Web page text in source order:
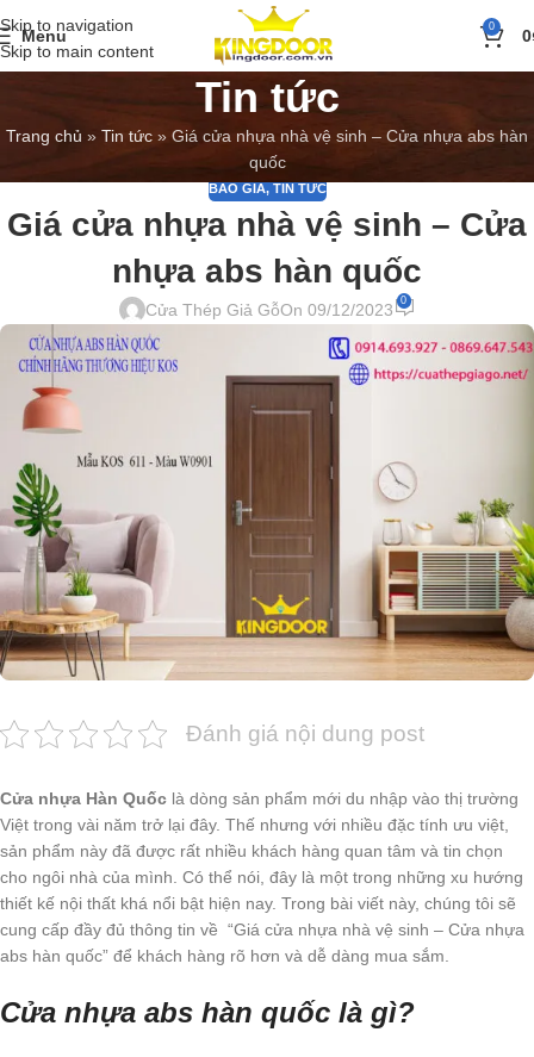
Skip to navigation
Skip to main content
Menu 0 0
Tin tức
Trang chủ » Tin tức » Giá cửa nhựa nhà vệ sinh – Cửa nhựa abs hàn
quốc
BÁO GIÁ, TIN TỨC
Giá cửa nhựa nhà vệ sinh – Cửa
nhựa abs hàn quốc
Cửa Thép Giả GỗOn 09/12/2023 0
Đánh giá nội dung post
Cửa nhựa Hàn Quốc là dòng sản phẩm mới du nhập vào thị trường
Việt trong vài năm trở lại đây. Thế nhưng với nhiều đặc tính ưu việt,
sản phẩm này đã được rất nhiều khách hàng quan tâm và tin chọn
cho ngôi nhà của mình. Có thể nói, đây là một trong những xu hướng
thiết kế nội thất khá nổi bật hiện nay. Trong bài viết này, chúng tôi sẽ
cung cấp đầy đủ thông tin về “Giá cửa nhựa nhà vệ sinh – Cửa nhựa
abs hàn quốc” để khách hàng rõ hơn và dễ dàng mua sắm.
Cửa nhựa abs hàn quốc là gì?